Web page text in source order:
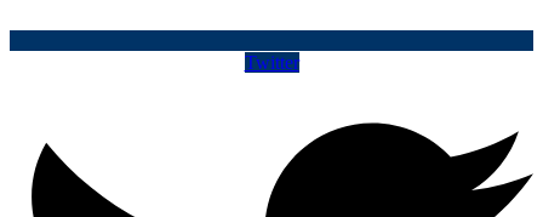
Twitter